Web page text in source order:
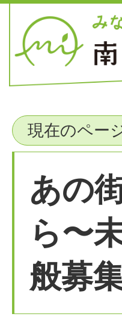
現在のペー
あの
ら〜
般募